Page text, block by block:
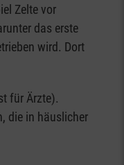
Zelte vor
das erste
wird. Dort
für Ärzte).
die in häuslicher